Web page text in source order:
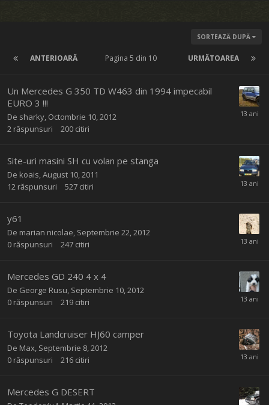
SORTEAZĂ DUPĂ
ANTERIOARĂ URMĂTOAREA
Pagina 5 din 10
Un Mercedes G 350 TD W463 din 1994 impecabil
EURO 3 !!!
De sharky Octombrie 10, 2012
2 răspunsuri 200 citiri
Site-uri masini SH cu volan pe stanga
De koais August 10, 2011
12 răspunsuri 527 citiri
y61
De marian nicolae Septembrie 22, 2012
0 răspunsuri 247 citiri
Mercedes GD 240 4 x 4
De George Rusu Septembrie 10, 2012
0 răspunsuri 219 citiri
Toyota Landcruiser HJ60 camper
De Max Septembrie 8, 2012
0 răspunsuri 216 citiri
Mercedes G DESERT